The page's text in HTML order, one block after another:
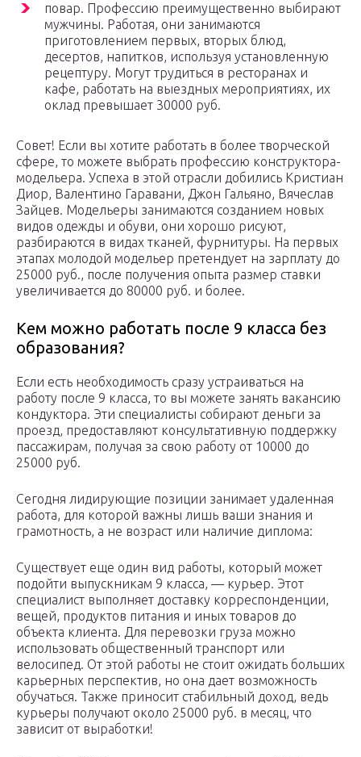
повар. Профессию преимущественно выбирают
мужчины. Работая, они занимаются
приготовлением первых, вторых блюд,
десертов, напитков, используя установленную
рецептуру. Могут трудиться в ресторанах и
кафе, работать на выездных мероприятиях, их
оклад превышает 30000 руб.
Совет! Если вы хотите работать в более творческой
сфере, то можете выбрать профессию конструктора-
модельера. Успеха в этой отрасли добились Кристиан
Диор, Валентино Гаравани, Джон Гальяно, Вячеслав
Зайцев. Модельеры занимаются созданием новых
видов одежды и обуви, они хорошо рисуют,
разбираются в видах тканей, фурнитуры. На первых
этапах молодой модельер претендует на зарплату до
25000 руб., после получения опыта размер ставки
увеличивается до 80000 руб. и более.
Кем можно работать после 9 класса без
образования?
Если есть необходимость сразу устраиваться на
работу после 9 класса, то вы можете занять вакансию
кондуктора. Эти специалисты собирают деньги за
проезд, предоставляют консультативную поддержку
пассажирам, получая за свою работу от 10000 до
25000 руб.
Сегодня лидирующие позиции занимает удаленная
работа, для которой важны лишь ваши знания и
грамотность, а не возраст или наличие диплома:
Существует еще один вид работы, который может
подойти выпускникам 9 класса, — курьер. Этот
специалист выполняет доставку корреспонденции,
вещей, продуктов питания и иных товаров до
объекта клиента. Для перевозки груза можно
использовать общественный транспорт или
велосипед. От этой работы не стоит ожидать больших
карьерных перспектив, но она дает возможность
обучаться. Также приносит стабильный доход, ведь
курьеры получают около 25000 руб. в месяц, что
зависит от выработки!